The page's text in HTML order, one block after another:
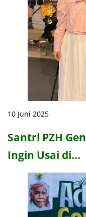
10 Juni 2025
Santri PZH
Ingin Usai di…